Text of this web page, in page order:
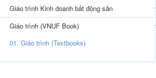
Giáo trình Kinh doanh bất động sản
Giáo trình (VNUF Book)
01. Giáo trình (Textbooks)